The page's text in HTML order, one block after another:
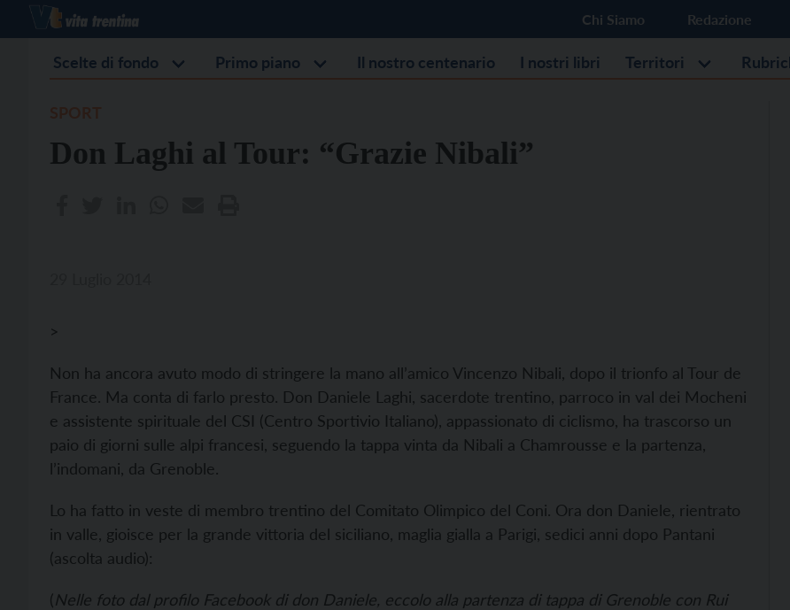
Chi Siamo Redazione
Scelte di fondo Primo piano Il nostro centenario I nostri libri Territori
Don Laghi al Tour: “Grazie Nibali”
>
Non ha ancora avuto modo di stringere la mano all’amico Vincenzo Nibali, dopo il trionfo al Tour de
France. Ma conta di farlo presto. Don Daniele Laghi, sacerdote trentino, parroco in val dei Mocheni
e assistente spirituale del CSI (Centro Sportivio Italiano), appassionato di ciclismo, ha trascorso un
paio di giorni sulle alpi francesi, seguendo la tappa vinta da Nibali a Chamrousse e la partenza,
l’indomani, da Grenoble.
Lo ha fatto in veste di membro trentino del Comitato Olimpico del Coni. Ora don Daniele, rientrato
in valle, gioisce per la grande vittoria del siciliano, maglia gialla a Parigi, sedici anni dopo Pantani
(ascolta audio):
(Nelle foto dal profilo Facebook di don Daniele, eccolo alla partenza di tappa di Grenoble con Rui